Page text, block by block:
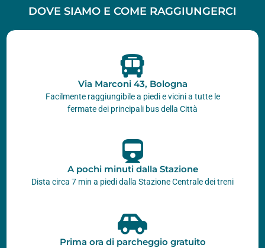
DOVE SIAMO E COME RAGGIUNGERCI
Via Marconi 43, Bologna
Facilmente raggiungibile a piedi e vicini a tutte le
fermate dei principali bus della Città
A pochi minuti dalla Stazione
Dista circa 7 min a piedi dalla Stazione Centrale dei treni
Prima ora di parcheggio gratuito